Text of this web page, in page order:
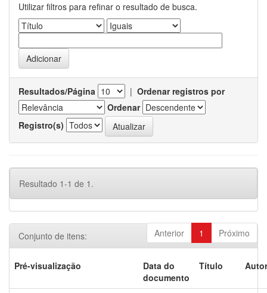
Utilizar filtros para refinar o resultado de busca.
Resultados/Página | Ordenar registros por
Ordenar
Registro(s)
Resultado 1-1 de 1.
Anterior 1 Próximo
Conjunto de itens:
Pré-visualização
Data do
documento
Título